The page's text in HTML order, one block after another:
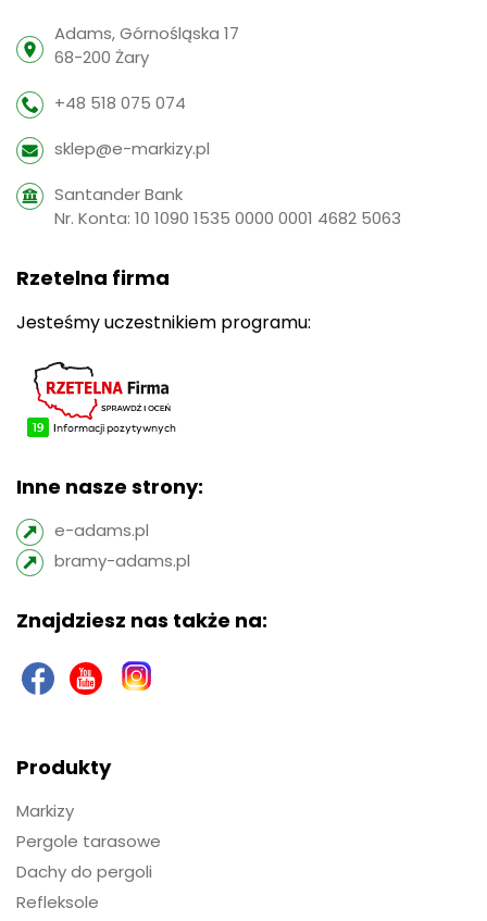
Adams, Górnośląska 17
68-200 Żary
+48 518 075 074
sklep@e-markizy.pl
Santander Bank
Nr. Konta: 10 1090 1535 0000 0001 4682 5063
Rzetelna firma
Jesteśmy uczestnikiem programu:
Inne nasze strony:
e-adams.pl
bramy-adams.pl
Znajdziesz nas także na:
Produkty
Markizy
Pergole tarasowe
Dachy do pergoli
Refleksole